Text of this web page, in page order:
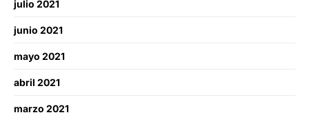
julio 2021
junio 2021
mayo 2021
abril 2021
marzo 2021